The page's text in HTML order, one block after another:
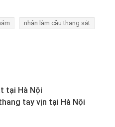
nhận làm cầu thang sắt
tại Hà Nội
tay vịn tại Hà Nội